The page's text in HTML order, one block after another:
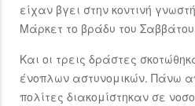
είχαν βγει στην κοντινή
Μάρκετ το βράδυ του
Και οι τρεις δράστες
ένοπλων αστυνομικών. Πάνω
πολίτες διακομίστηκαν σε